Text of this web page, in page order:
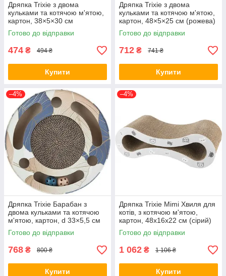
Дряпка Trixie з двома
кульками та котячою м'ятою,
картон, 38×5×30 см
(різнокольрова) (*)
Готово до відправки
474 ₴ 494 ₴
Купити
Дряпка Trixie з двома
кульками та котячою м'ятою,
картон, 48×5×25 см (рожева)
(*)
Готово до відправки
712 ₴ 741 ₴
Купити
–4%
Дряпка Trixie Барабан з
двома кульками та котячою
м'ятою, картон, d 33×5,5 см
(блакитна) (*)
Готово до відправки
768 ₴ 800 ₴
Купити
–4%
Дряпка Trixie Mimi Хвиля для
котів, з котячою м'ятою,
картон, 48х16х22 см (сірий)
(*)
Готово до відправки
1 062 ₴ 1 106 ₴
Купити